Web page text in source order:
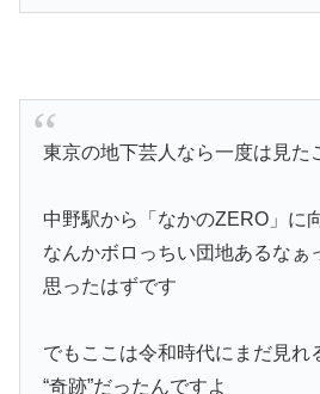
東京の地下芸人なら一度は見た
中野駅から「なかのZERO」に
なんかボロっちい団地あるなぁ
思ったはずです
でもここは令和時代にまだ見れ
“奇跡”だったんですよ